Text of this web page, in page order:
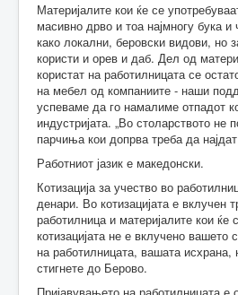
Материјалите кои ќе се
масивно дрво и тоа најмногу бука
како локални, беровски видови, но
користи и орев и даб. Дел од
користат на работилницата се
на мебел од компаниите - наши
успеваме да го намалиме отпадот
индустријата. „Во столарството не
парчиња кои допрва треба да
Работниот јазик е македонски.
Котизација за учество во
денари. Во котизацијата е вклучен
работилница и материјалите кои ќе
котизацијата не е вклучено
на работилницата, вашата исхрана,
стигнете до Берово.